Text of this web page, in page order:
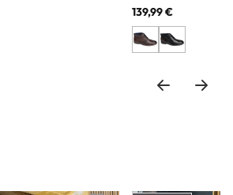
139,99 €